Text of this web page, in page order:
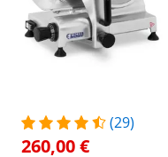
(29)
260,00 €